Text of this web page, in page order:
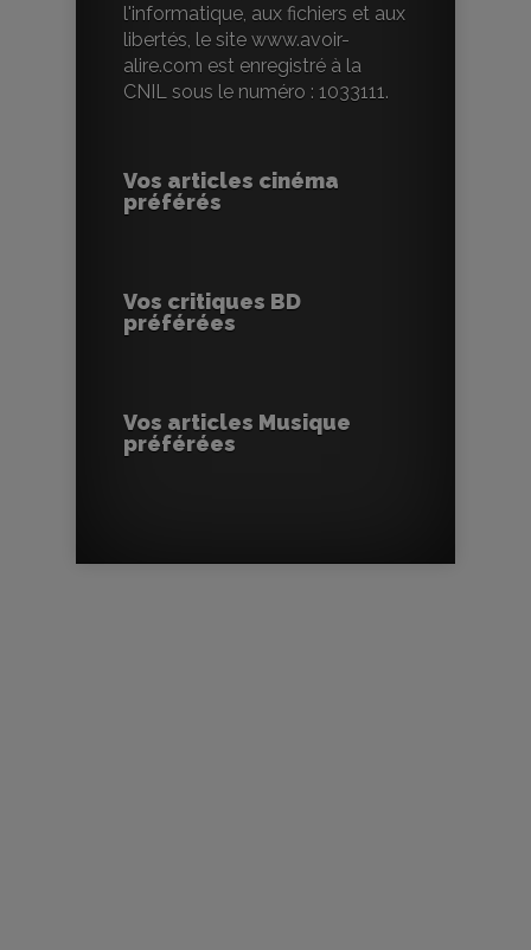
l'informatique, aux fichiers et aux
libertés, le site www.avoir-
alire.com est enregistré à la
CNIL sous le numéro : 1033111.
Vos articles cinéma
préférés
Vos critiques BD
préférées
Vos articles Musique
préférées